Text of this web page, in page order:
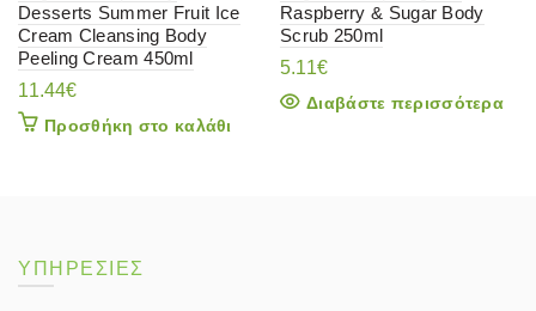
Desserts Summer Fruit Ice
Cream Cleansing Body
Peeling Cream 450ml
11.44€
Προσθήκη στο καλάθι
Raspberry & Sugar Body
Scrub 250ml
5.11€
Διαβάστε περισσότερα
ΥΠΗΡΕΣΙΕΣ